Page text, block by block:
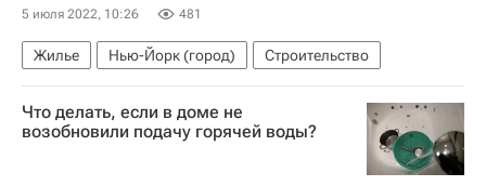
5 июля 2022, 10:26 481
Жилье Нью-Йорк (город) Строительство
Что делать, если в доме не
возобновили подачу горячей воды?